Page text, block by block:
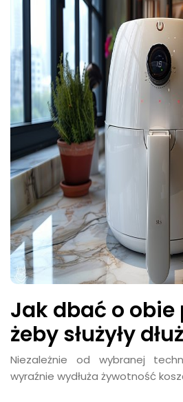
Jak dbać o obie
żeby służyły
Niezależnie od wybranej
wyraźnie wydłuża żywotność